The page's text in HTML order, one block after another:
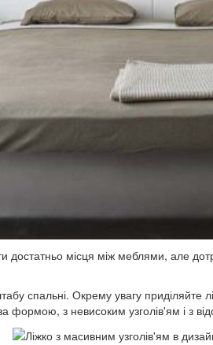
місця між меблями, але
спальні. Окрему увагу
з невисоким узголів'ям і з